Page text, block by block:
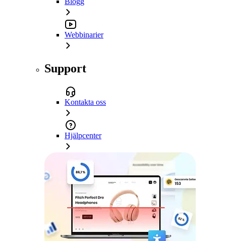
Webbinarier
Support
Kontakta oss
Hjälpcenter